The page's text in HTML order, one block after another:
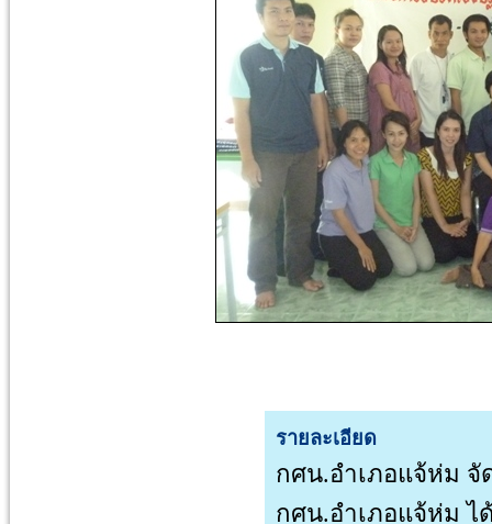
รายละเอียด
กศน.อำเภอแจ้ห่ม
กศน.อำเภอแจ้ห่ม